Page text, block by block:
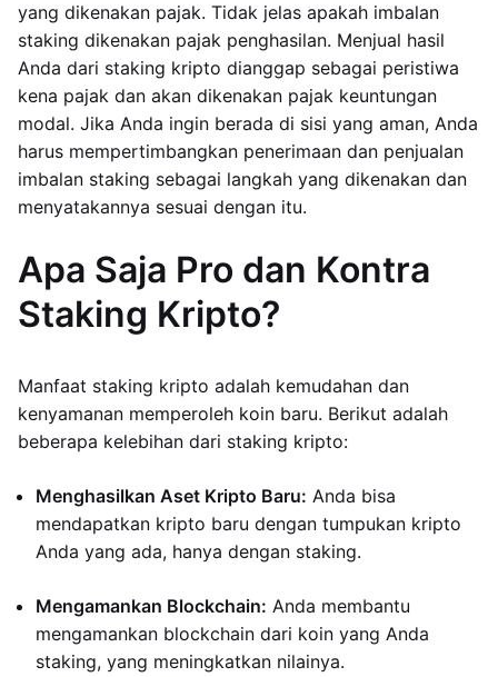
yang dikenakan pajak. Tidak jelas apakah imbalan
staking dikenakan pajak penghasilan. Menjual hasil
Anda dari staking kripto dianggap sebagai peristiwa
kena pajak dan akan dikenakan pajak keuntungan
modal. Jika Anda ingin berada di sisi yang aman, Anda
harus mempertimbangkan penerimaan dan penjualan
imbalan staking sebagai langkah yang dikenakan dan
menyatakannya sesuai dengan itu.
Apa Saja Pro dan Kontra
Staking Kripto?
Manfaat staking kripto adalah kemudahan dan
kenyamanan memperoleh koin baru. Berikut adalah
beberapa kelebihan dari staking kripto:
Menghasilkan Aset Kripto Baru: Anda bisa
mendapatkan kripto baru dengan tumpukan kripto
Anda yang ada, hanya dengan staking.
Mengamankan Blockchain: Anda membantu
mengamankan blockchain dari koin yang Anda
staking, yang meningkatkan nilainya.